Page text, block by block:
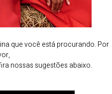
que você está procurando. Por
nossas sugestões abaixo.